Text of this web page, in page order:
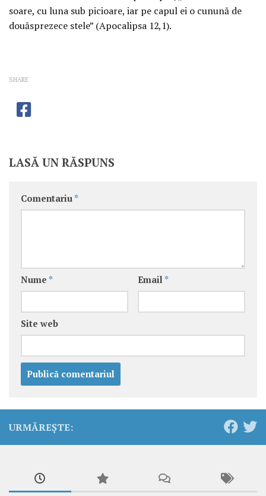
soare, cu luna sub picioare, iar pe capul ei o cunună de
douăsprezece stele” (Apocalipsa 12,1).
SHARE
LASĂ UN RĂSPUNS
Comentariu *
Nume * Email *
Site web
URMĂREȘTE: